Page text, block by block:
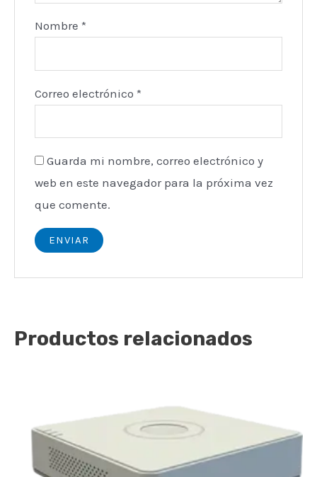
Nombre *
Correo electrónico *
Guarda mi nombre, correo electrónico y
web en este navegador para la próxima vez
que comente.
Productos relacionados